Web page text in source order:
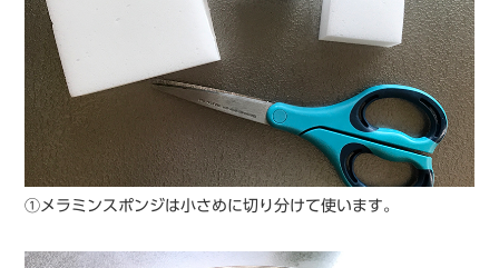
①メラミンスポンジは小さめに切り分けて使います。